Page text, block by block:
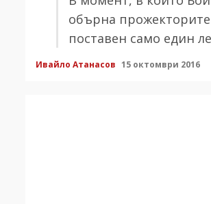
обърна
поставен само един
Ивайло Атанасов 15 октомври 2016